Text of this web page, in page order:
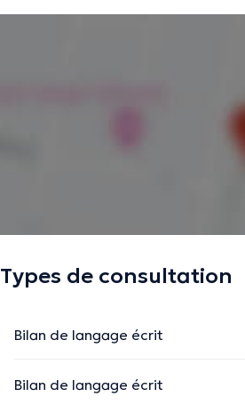
Types de consultation
Bilan de langage écrit
Bilan de langage écrit